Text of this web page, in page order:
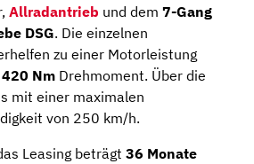
Allradantrieb und dem 7-Gang
DSG. Die einzelnen
zu einer Motorleistung
420 Nm Drehmoment. Über die
mit einer maximalen
von 250 km/h.
Leasing beträgt 36 Monate